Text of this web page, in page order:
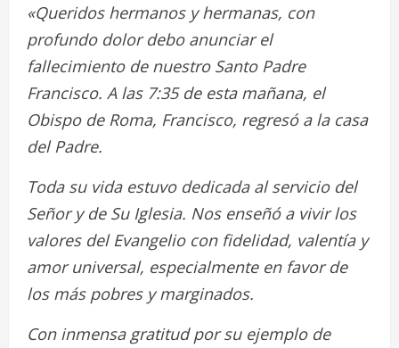
«Queridos hermanos y hermanas, con
profundo dolor debo anunciar el
fallecimiento de nuestro Santo Padre
Francisco. A las 7:35 de esta mañana, el
Obispo de Roma, Francisco, regresó a la casa
del Padre.
Toda su vida estuvo dedicada al servicio del
Señor y de Su Iglesia. Nos enseñó a vivir los
valores del Evangelio con fidelidad, valentía y
amor universal, especialmente en favor de
los más pobres y marginados.
Con inmensa gratitud por su ejemplo de